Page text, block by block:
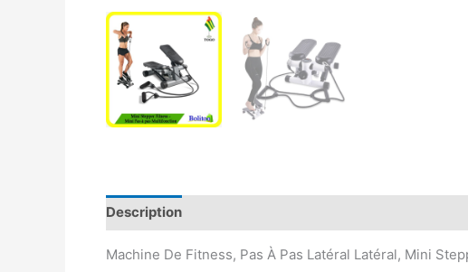
Description
Machine De Fitness, Pas À Pas Latéral Latéral, Mini